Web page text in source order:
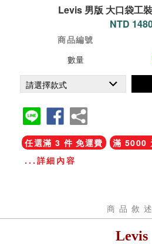
Levis 男版 大口袋工
NTD
商品編號
數量
任選滿 3 件 免運費
滿 5000
...詳細內容
商品敘述